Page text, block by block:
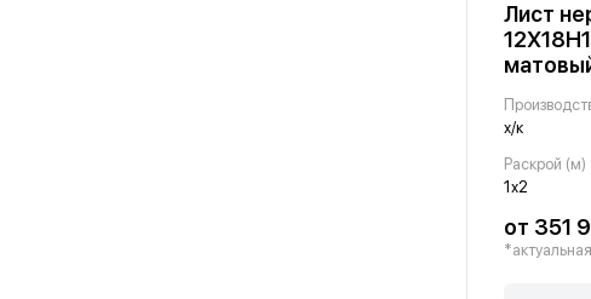
Лист
х/к
Раскрой (м)
1х2
от 351